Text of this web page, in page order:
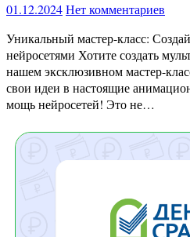
01.12.2024Нет комментариев
Уникальный мастер-класс: Создай свой мультфильм с
нейросетями Хотите создать
нашем эксклюзивном мастер-
свои идеи в настоящие
мощь нейросетей! Это не…